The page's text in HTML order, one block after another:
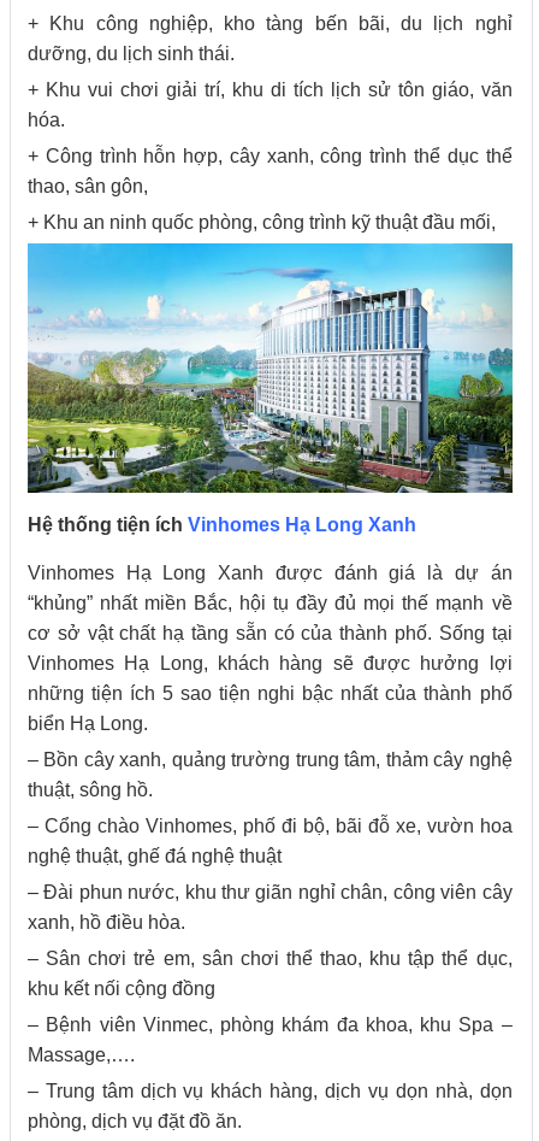
+ Khu công nghiệp, kho tàng bến bãi, du lịch nghỉ
dưỡng, du lịch sinh thái.
+ Khu vui chơi giải trí, khu di tích lịch sử tôn giáo, văn
hóa.
+ Công trình hỗn hợp, cây xanh, công trình thể dục thể
thao, sân gôn,
+ Khu an ninh quốc phòng, công trình kỹ thuật đầu mối,
Hệ thống tiện ích Vinhomes Hạ Long Xanh
Vinhomes Hạ Long Xanh được đánh giá là dự án
“khủng” nhất miền Bắc, hội tụ đầy đủ mọi thế mạnh về
cơ sở vật chất hạ tầng sẵn có của thành phố. Sống tại
Vinhomes Hạ Long, khách hàng sẽ được hưởng lợi
những tiện ích 5 sao tiện nghi bậc nhất của thành phố
biển Hạ Long.
– Bồn cây xanh, quảng trường trung tâm, thảm cây nghệ
thuật, sông hồ.
– Cổng chào Vinhomes, phố đi bộ, bãi đỗ xe, vườn hoa
nghệ thuật, ghế đá nghệ thuật
– Đài phun nước, khu thư giãn nghỉ chân, công viên cây
xanh, hồ điều hòa.
– Sân chơi trẻ em, sân chơi thể thao, khu tập thể dục,
khu kết nối cộng đồng
– Bệnh viên Vinmec, phòng khám đa khoa, khu Spa –
Massage,….
– Trung tâm dịch vụ khách hàng, dịch vụ dọn nhà, dọn
phòng, dịch vụ đặt đồ ăn.